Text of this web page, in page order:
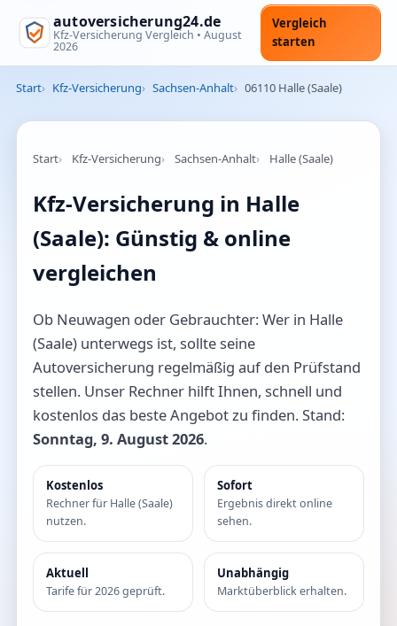
autoversicherung24.de
Kfz-Versicherung Vergleich • August
2026
Vergleich
starten
Start Kfz-Versicherung Sachsen-Anhalt 06110 Halle (Saale)
Start Kfz-Versicherung Sachsen-Anhalt Halle (Saale)
Kfz-Versicherung in Halle
(Saale): Günstig & online
vergleichen
Ob Neuwagen oder Gebrauchter: Wer in Halle
(Saale) unterwegs ist, sollte seine
Autoversicherung regelmäßig auf den Prüfstand
stellen. Unser Rechner hilft Ihnen, schnell und
kostenlos das beste Angebot zu finden. Stand:
Sonntag, 9. August 2026.
Kostenlos
Rechner für Halle (Saale)
nutzen.
Sofort
Ergebnis direkt online
sehen.
Aktuell
Tarife für 2026 geprüft.
Unabhängig
Marktüberblick erhalten.